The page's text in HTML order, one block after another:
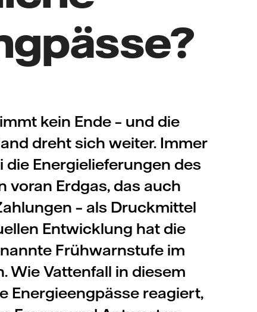
kein Ende – und die
dreht sich weiter. Immer
Energielieferungen des
voran Erdgas, das auch
– als Druckmittel
Entwicklung hat die
Frühwarnstufe im
Wie Vattenfall in diesem
Energieengpässe reagiert,